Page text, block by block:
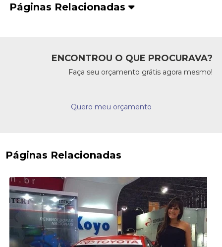
Páginas Relacionadas
ENCONTROU O QUE PROCURAVA?
Faça seu orçamento grátis agora mesmo!
Quero meu orçamento
Páginas Relacionadas